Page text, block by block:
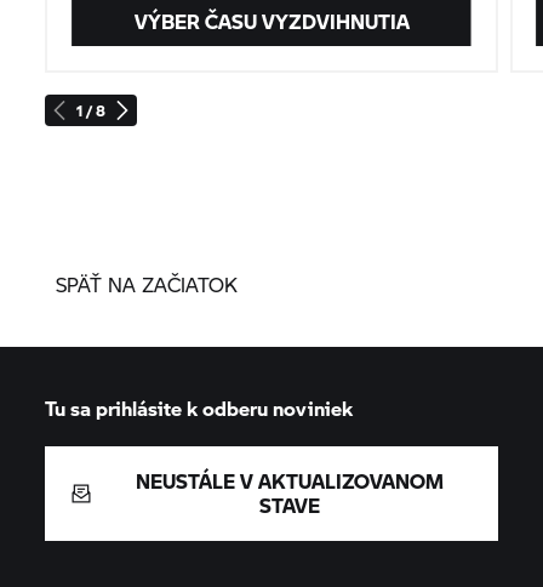
1 / 8
VÝBER ČASU VYZDVIHNUTIA
SPÄŤ NA ZAČIATOK
Tu sa prihlásite k odberu noviniek
NEUSTÁLE V AKTUALIZOVANOM
STAVE